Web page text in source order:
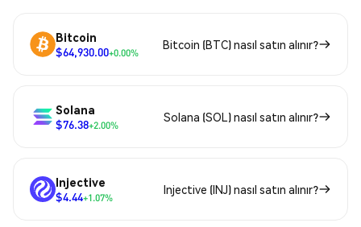
Bitcoin
$64,930.00+0.00%
Bitcoin (BTC) nasıl satın alınır?
Solana
$76.38+2.00%
Solana (SOL) nasıl satın alınır?
Injective
$4.44+1.07%
Injective (INJ) nasıl satın alınır?